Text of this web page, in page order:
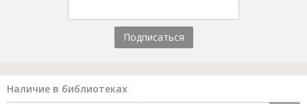
Подписаться
Наличие в библиотеках